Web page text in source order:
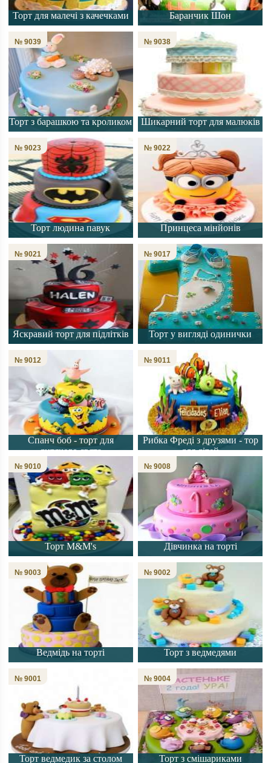
Торт для малечі з качечками Баранчик Шон
Торт з барашкою та кроликом
№ 9039
Шикарний торт для малюків
№ 9038
Торт людина павук
№ 9023
Принцеса мінйонів
№ 9022
Яскравий торт для підлітків
№ 9021
Торт у вигляді одинички
№ 9017
Спанч боб - торт для
дитячого свята
№ 9012
Рибка Фреді з друзями - тор
для дітей
№ 9011
Торт M&M's
№ 9010
Дівчинка на торті
№ 9008
Ведмідь на торті
№ 9003
Торт з ведмедями
№ 9002
Торт ведмедик за столом
№ 9001
Торт з смішариками
№ 9004